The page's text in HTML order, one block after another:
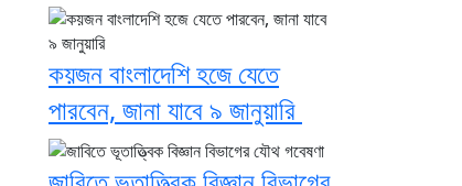
কয়জন বাংলাদেশি হজে যেতে
পারবেন, জানা যাবে ৯ জানুয়ারি